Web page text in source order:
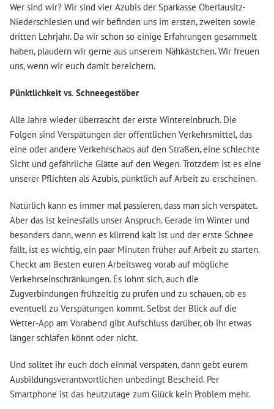
Wer sind wir? Wir sind vier Azubis der Sparkasse Oberlausitz-
Niederschlesien und wir befinden uns im ersten, zweiten sowie
dritten Lehrjahr. Da wir schon so einige Erfahrungen gesammelt
haben, plaudern wir gerne aus unserem Nähkästchen. Wir freuen
uns, wenn wir euch damit bereichern.
Pünktlichkeit vs. Schneegestöber
Alle Jahre wieder überrascht der erste Wintereinbruch. Die
Folgen sind Verspätungen der öffentlichen Verkehrsmittel, das
eine oder andere Verkehrschaos auf den Straßen, eine schlechte
Sicht und gefährliche Glätte auf den Wegen. Trotzdem ist es eine
unserer Pflichten als Azubis, pünktlich auf Arbeit zu erscheinen.
Natürlich kann es immer mal passieren, dass man sich verspätet.
Aber das ist keinesfalls unser Anspruch. Gerade im Winter und
besonders dann, wenn es klirrend kalt ist und der erste Schnee
fällt, ist es wichtig, ein paar Minuten früher auf Arbeit zu starten.
Checkt am Besten euren Arbeitsweg vorab auf mögliche
Verkehrseinschränkungen. Es lohnt sich, auch die
Zugverbindungen frühzeitig zu prüfen und zu schauen, ob es
eventuell zu Verspätungen kommt. Selbst der Blick auf die
Wetter-App am Vorabend gibt Aufschluss darüber, ob ihr etwas
länger schlafen könnt oder nicht.
Und solltet ihr euch doch einmal verspäten, dann gebt eurem
Ausbildungsverantwortlichen unbedingt Bescheid. Per
Smartphone ist das heutzutage zum Glück kein Problem mehr.